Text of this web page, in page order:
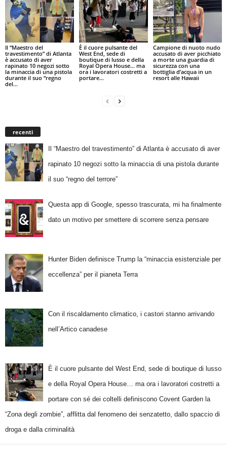
Il “Maestro del
travestimento” di Atlanta
è accusato di aver
rapinato 10 negozi sotto
la minaccia di una pistola
durante il suo “regno
del...
È il cuore pulsante del
West End, sede di
boutique di lusso e della
Royal Opera House… ma
ora i lavoratori costretti a
portare...
Campione di nuoto nudo
accusato di aver picchiato
a morte una guardia di
sicurezza con una
bottiglia d’acqua in un
resort alle Hawaii
recenti
Il “Maestro del travestimento” di Atlanta è accusato di aver
rapinato 10 negozi sotto la minaccia di una pistola durante
il suo “regno del terrore”
Questa app di Google, spesso trascurata, mi ha finalmente
dato un motivo per smettere di scorrere senza pensare
Hunter Biden definisce Trump la “minaccia esistenziale per
eccellenza” per il pianeta Terra
Con il riscaldamento climatico, i castori stanno arrivando
nell’Artico canadese
È il cuore pulsante del West End, sede di boutique di lusso
e della Royal Opera House… ma ora i lavoratori costretti a
portare con sé dei coltelli definiscono Covent Garden la
“Zona degli zombie”, afflitta dal fenomeno dei senzatetto, dallo spaccio di
droga e dalla criminalità